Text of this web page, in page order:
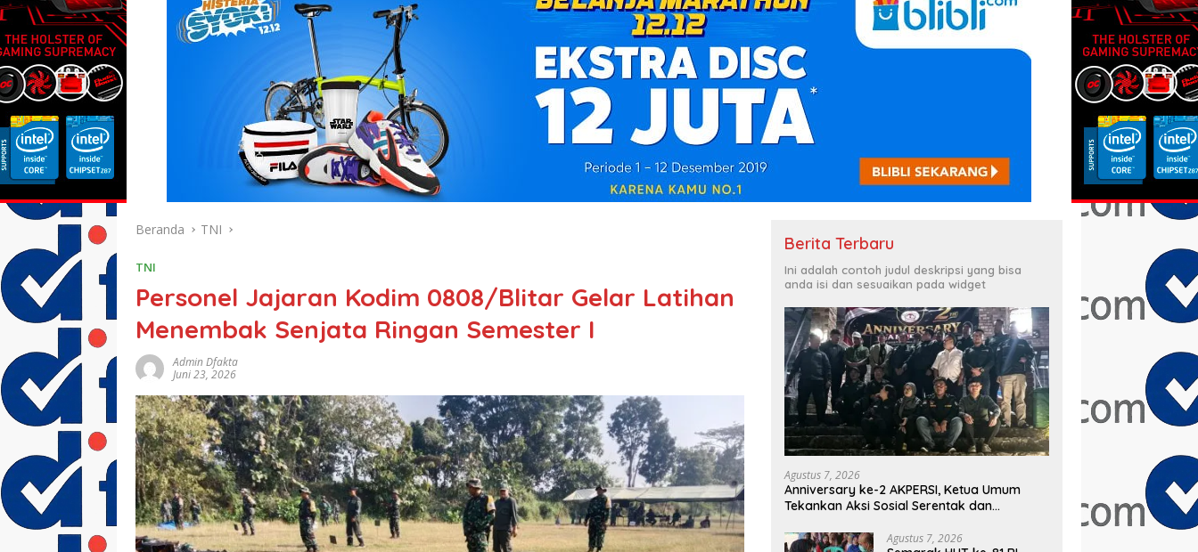
Beranda TNI
TNI
Personel Jajaran Kodim 0808/Blitar Gelar Latihan
Menembak Senjata Ringan Semester I
Admin Dfakta
Juni 23, 2026
Berita Terbaru
Ini adalah contoh judul deskripsi yang bisa
anda isi dan sesuaikan pada widget
Agustus 7, 2026
Anniversary ke-2 AKPERSI, Ketua Umum
Tekankan Aksi Sosial Serentak dan
Dewan Pers
Agustus 7, 2026